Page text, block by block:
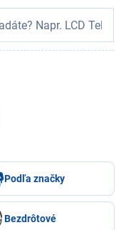
Podľa značky
Bezdrôtové